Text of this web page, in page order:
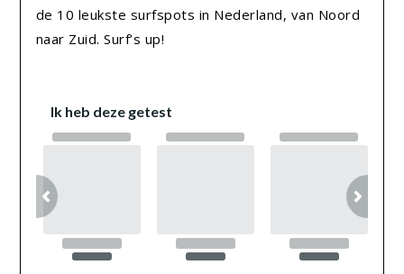
de 10 leukste surfspots in Nederland, van Noord
naar Zuid. Surf’s up!
Ik heb deze getest